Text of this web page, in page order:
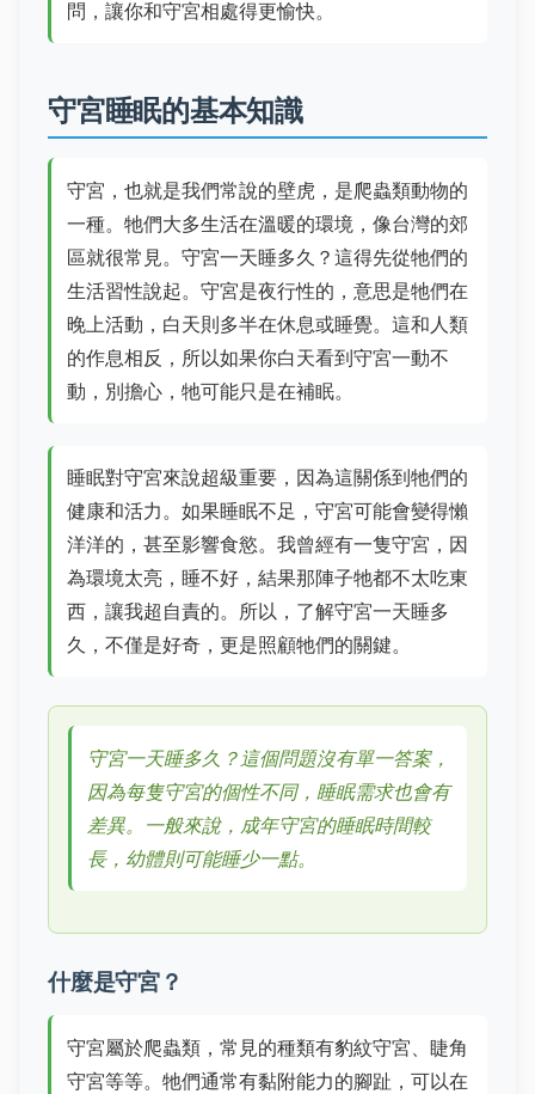
問，讓你和守宮相處得更愉快。
守宮睡眠的基本知識
守宮，也就是我們常說的壁虎，是爬蟲類動物的
一種。牠們大多生活在溫暖的環境，像台灣的郊
區就很常見。守宮一天睡多久？這得先從牠們的
生活習性說起。守宮是夜行性的，意思是牠們在
晚上活動，白天則多半在休息或睡覺。這和人類
的作息相反，所以如果你白天看到守宮一動不
動，別擔心，牠可能只是在補眠。
睡眠對守宮來說超級重要，因為這關係到牠們的
健康和活力。如果睡眠不足，守宮可能會變得懶
洋洋的，甚至影響食慾。我曾經有一隻守宮，因
為環境太亮，睡不好，結果那陣子牠都不太吃東
西，讓我超自責的。所以，了解守宮一天睡多
久，不僅是好奇，更是照顧牠們的關鍵。
守宮一天睡多久？這個問題沒有單一答案，
因為每隻守宮的個性不同，睡眠需求也會有
差異。一般來說，成年守宮的睡眠時間較
長，幼體則可能睡少一點。
什麼是守宮？
守宮屬於爬蟲類，常見的種類有豹紋守宮、睫角
守宮等等。牠們通常有黏附能力的腳趾，可以在